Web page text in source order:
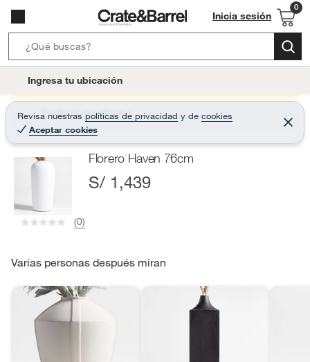
Inicia sesión
e
r
c
B
t
o
Ingresa tu ubicación
Revisa nuestras políticas de privacidad y de cookies
Aceptar cookies
C
e
r
Producto sin stock :(
Florero Haven 76cm
S/ 1,439
(0)
Varias personas después miran